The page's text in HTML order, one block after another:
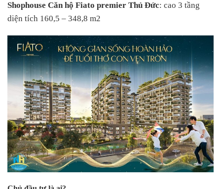
Shophouse Căn hộ Fiato premier Thủ Đức: cao 3 tầng
diện tích 160,5 – 348,8 m2